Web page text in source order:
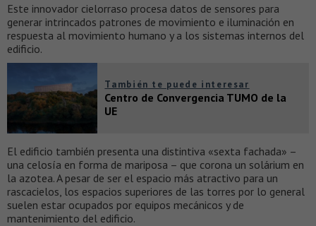
Este innovador cielorraso procesa datos de sensores para
generar intrincados patrones de movimiento e iluminación en
respuesta al movimiento humano y a los sistemas internos del
edificio.
También te puede interesar
Centro de Convergencia TUMO de la
UE
El edificio también presenta una distintiva «sexta fachada» –
una celosía en forma de mariposa – que corona un solárium en
la azotea. A pesar de ser el espacio más atractivo para un
rascacielos, los espacios superiores de las torres por lo general
suelen estar ocupados por equipos mecánicos y de
mantenimiento del edificio.